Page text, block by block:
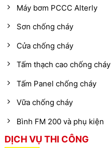
Máy bơm PCCC Alterly
Sơn chống cháy
Cửa chống cháy
Tấm thạch cao chống cháy
Tấm Panel chống cháy
Vữa chống cháy
Bình FM 200 và phụ kiện
DỊCH VỤ THI CÔNG